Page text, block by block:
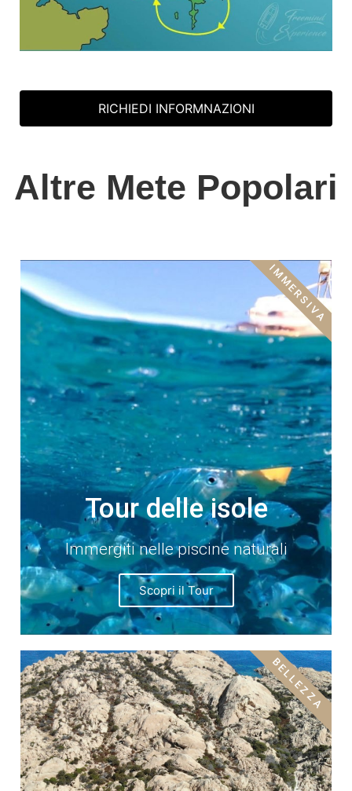
RICHIEDI INFORMNAZIONI
Altre Mete Popolari
Tour delle isole
Immergiti nelle piscine naturali
Scopri il Tour
IMMERSIVA
BELLEZZA